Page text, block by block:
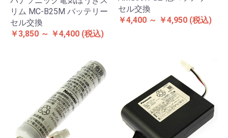
リム MC-B25M バッテリー
セル交換
￥3,850 ～ ￥4,400 (税込)
セル交換
￥4,400 ～ ￥4,950 (税込)